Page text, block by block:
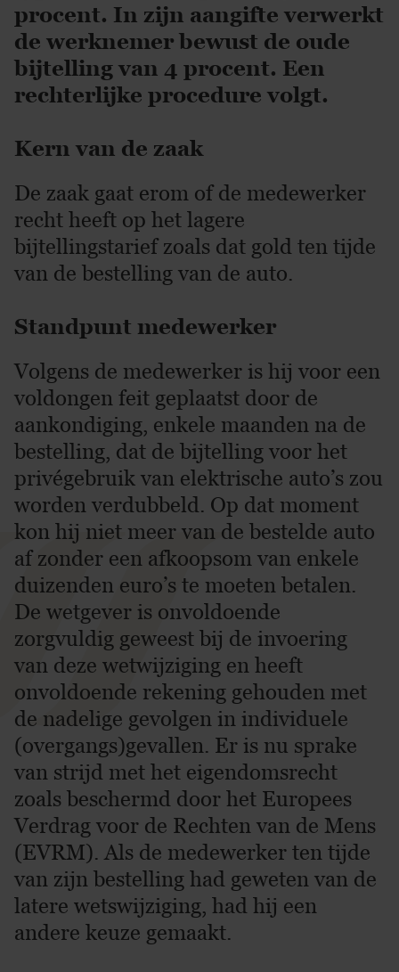
procent. In zijn aangifte verwerkt
de werknemer bewust de oude
bijtelling van 4 procent. Een
rechterlijke procedure volgt.
Kern van de zaak
De zaak gaat erom of de medewerker
recht heeft op het lagere
bijtellingstarief zoals dat gold ten tijde
van de bestelling van de auto.
Standpunt medewerker
Volgens de medewerker is hij voor een
voldongen feit geplaatst door de
aankondiging, enkele maanden na de
bestelling, dat de bijtelling voor het
privégebruik van elektrische auto’s zou
worden verdubbeld. Op dat moment
kon hij niet meer van de bestelde auto
af zonder een afkoopsom van enkele
duizenden euro’s te moeten betalen.
De wetgever is onvoldoende
zorgvuldig geweest bij de invoering
van deze wetwijziging en heeft
onvoldoende rekening gehouden met
de nadelige gevolgen in individuele
(overgangs)gevallen. Er is nu sprake
van strijd met het eigendomsrecht
zoals beschermd door het Europees
Verdrag voor de Rechten van de Mens
(EVRM). Als de medewerker ten tijde
van zijn bestelling had geweten van de
latere wetswijziging, had hij een
andere keuze gemaakt.